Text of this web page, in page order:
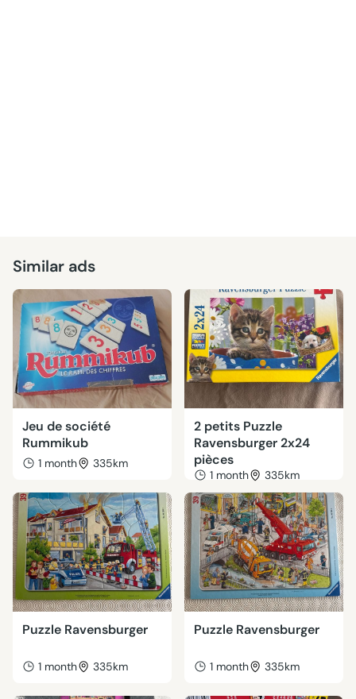
Similar ads
Jeu de société
Rummikub
1 month 335km
2 petits Puzzle
Ravensburger 2x24
pièces
1 month 335km
Puzzle Ravensburger
1 month 335km
Puzzle Ravensburger
1 month 335km